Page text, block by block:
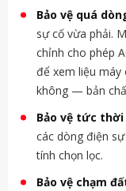
Bảo vệ quá
sự cố vừa phải.
chỉnh cho phép
để xem liệu máy
không — bản
Bảo vệ tức thời
các dòng điện
tính chọn lọc.
Bảo vệ chạm